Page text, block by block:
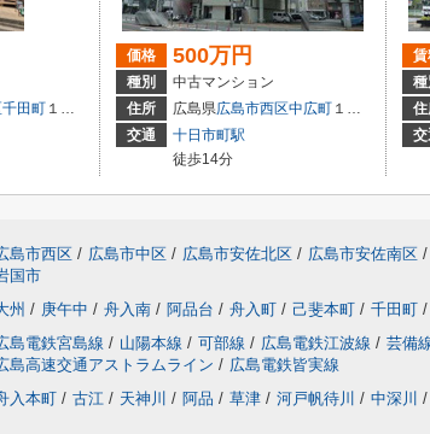
千田町 １丁目3-9
価格 500万円
種別
中古マンション
住所
広島県広島市西区中広町 １丁目3-18
交通
十日市町駅
徒歩14分
種
島市西区 / 広島市中区 / 広島市安佐北区 / 広島市安佐南区 /
国市
州 / 庚午中 / 舟入南 / 阿品台 / 舟入町 / 己斐本町 / 千田町 /
島電鉄宮島線 / 山陽本線 / 可部線 / 広島電鉄江波線 / 芸備
島高速交通アストラムライン / 広島電鉄皆実線
入本町 / 古江 / 天神川 / 阿品 / 草津 / 河戸帆待川 / 中深川 /